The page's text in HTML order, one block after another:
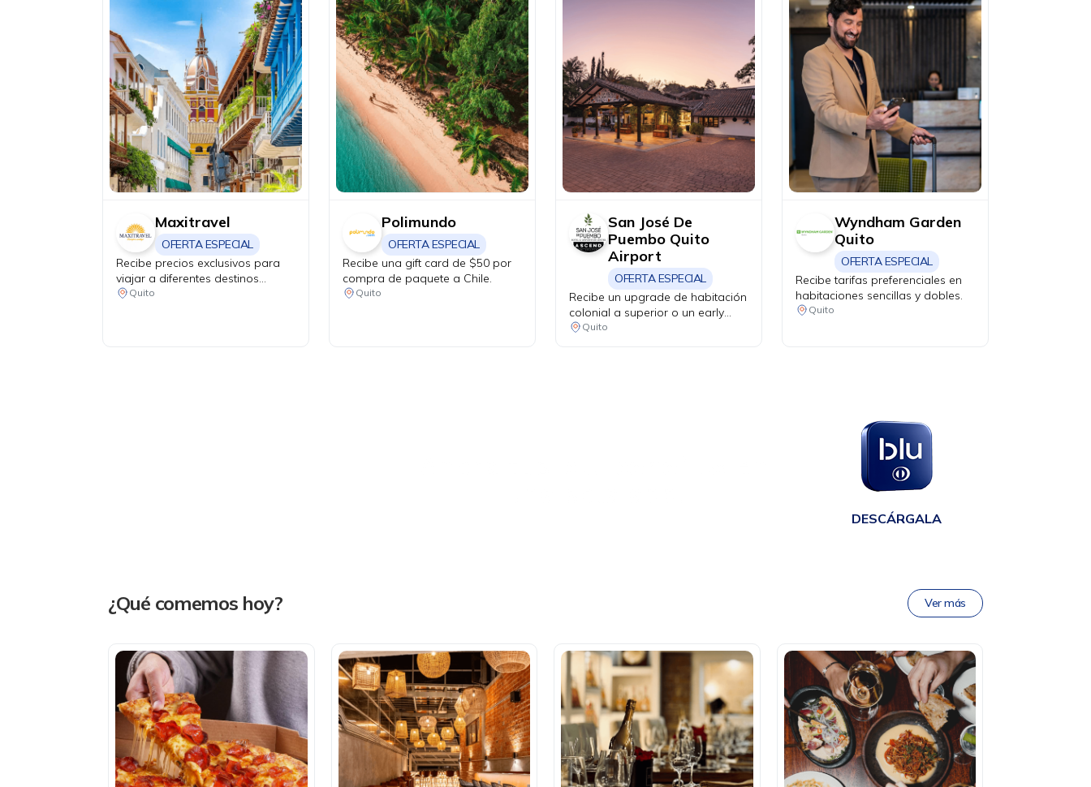
Maxitravel
OFERTA ESPECIAL
Recibe precios exclusivos para
viajar a diferentes destinos
turísticos
Quito
Polimundo
OFERTA ESPECIAL
Recibe una gift card de $50 por
compra de paquete a Chile.
Quito
San José De
Puembo Quito
Airport
OFERTA ESPECIAL
Recibe un upgrade de habitación
colonial a superior o un early
check-in de cortesía.
Quito
Wyndham Garden
Quito
OFERTA ESPECIAL
Recibe tarifas preferenciales en
habitaciones sencillas y dobles.
Quito
DESCÁRGALA
¿Qué comemos hoy? Ver más